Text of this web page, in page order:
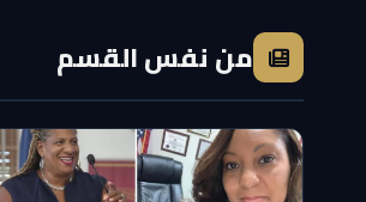
من نفس القسم